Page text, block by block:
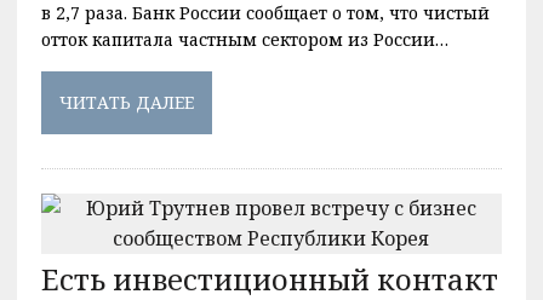
в 2,7 раза. Банк России сообщает о том, что чистый
отток капитала частным сектором из России…
ЧИТАТЬ ДАЛЕЕ
Есть инвестиционный контакт